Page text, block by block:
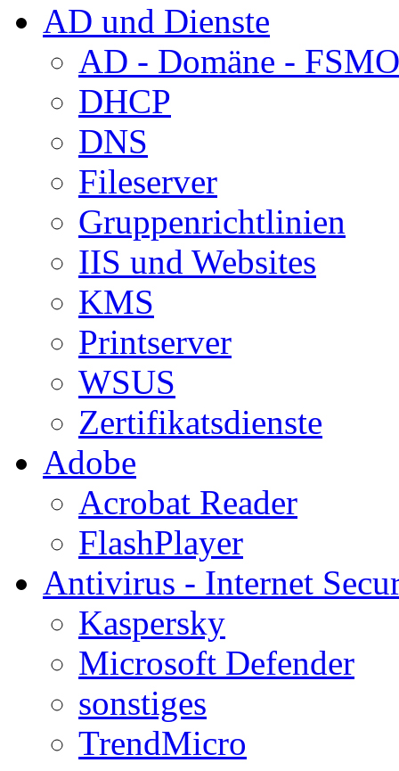
AD und Dienste
AD - Domäne - FSMO
DHCP
DNS
Fileserver
Gruppenrichtlinien
IIS und Websites
KMS
Printserver
WSUS
Zertifikatsdienste
Adobe
Acrobat Reader
FlashPlayer
Antivirus - Internet
Kaspersky
Microsoft Defender
sonstiges
TrendMicro